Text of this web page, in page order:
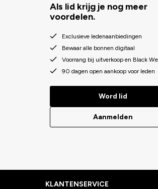
Als lid krijg je nog meer
voordelen.
Exclusieve ledenaanbiedingen
Bewaar alle bonnen digitaal
Voorrang bij uitverkoop en Black
90 dagen open aankoop voor leden
Word lid
Aanmelden
KLANTENSERVICE